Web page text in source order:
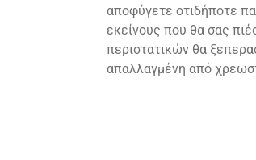
αποφύγετε οτιδήποτε
εκείνους που θα σας
περιστατικών θα
απαλλαγμένη από